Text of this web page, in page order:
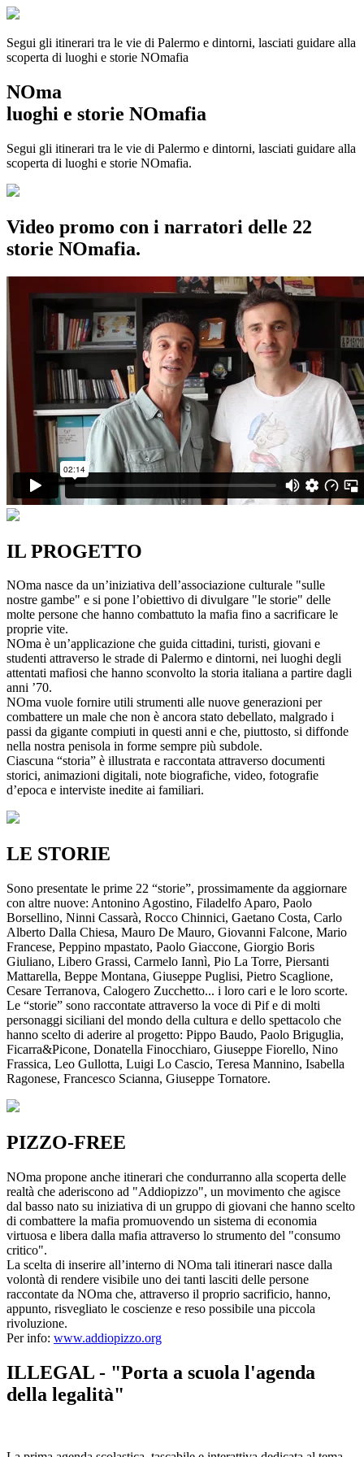
Segui gli itinerari tra le vie di Palermo e dintorni, lasciati guidare alla
scoperta di luoghi e storie NOmafia
NOma
luoghi e storie NOmafia
Segui gli itinerari tra le vie di Palermo e dintorni, lasciati guidare alla
scoperta di luoghi e storie NOmafia.
Video promo con i narratori delle 22
storie NOmafia.
IL PROGETTO
NOma nasce da un’iniziativa dell’associazione culturale "sulle
nostre gambe" e si pone l’obiettivo di divulgare "le storie" delle
molte persone che hanno combattuto la mafia fino a sacrificare le
proprie vite.
NOma è un’applicazione che guida cittadini, turisti, giovani e
studenti attraverso le strade di Palermo e dintorni, nei luoghi degli
attentati mafiosi che hanno sconvolto la storia italiana a partire dagli
anni ’70.
NOma vuole fornire utili strumenti alle nuove generazioni per
combattere un male che non è ancora stato debellato, malgrado i
passi da gigante compiuti in questi anni e che, piuttosto, si diffonde
nella nostra penisola in forme sempre più subdole.
Ciascuna “storia” è illustrata e raccontata attraverso documenti
storici, animazioni digitali, note biografiche, video, fotografie
d’epoca e interviste inedite ai familiari.
LE STORIE
Sono presentate le prime 22 “storie”, prossimamente da aggiornare
con altre nuove: Antonino Agostino, Filadelfo Aparo, Paolo
Borsellino, Ninni Cassarà, Rocco Chinnici, Gaetano Costa, Carlo
Alberto Dalla Chiesa, Mauro De Mauro, Giovanni Falcone, Mario
Francese, Peppino mpastato, Paolo Giaccone, Giorgio Boris
Giuliano, Libero Grassi, Carmelo Iannì, Pio La Torre, Piersanti
Mattarella, Beppe Montana, Giuseppe Puglisi, Pietro Scaglione,
Cesare Terranova, Calogero Zucchetto... i loro cari e le loro scorte.
Le “storie” sono raccontate attraverso la voce di Pif e di molti
personaggi siciliani del mondo della cultura e dello spettacolo che
hanno scelto di aderire al progetto: Pippo Baudo, Paolo Briguglia,
Ficarra&Picone, Donatella Finocchiaro, Giuseppe Fiorello, Nino
Frassica, Leo Gullotta, Luigi Lo Cascio, Teresa Mannino, Isabella
Ragonese, Francesco Scianna, Giuseppe Tornatore.
PIZZO-FREE
NOma propone anche itinerari che condurranno alla scoperta delle
realtà che aderiscono ad "Addiopizzo", un movimento che agisce
dal basso nato su iniziativa di un gruppo di giovani che hanno scelto
di combattere la mafia promuovendo un sistema di economia
virtuosa e libera dalla mafia attraverso lo strumento del "consumo
critico".
La scelta di inserire all’interno di NOma tali itinerari nasce dalla
volontà di rendere visibile uno dei tanti lasciti delle persone
raccontate da NOma che, attraverso il proprio sacrificio, hanno,
appunto, risvegliato le coscienze e reso possibile una piccola
rivoluzione.
Per info: www.addiopizzo.org
ILLEGAL - "Porta a scuola l'agenda
della legalità"